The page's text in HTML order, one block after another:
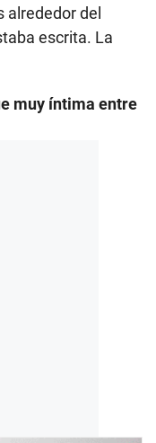
alrededor del
escrita. La
muy íntima entre